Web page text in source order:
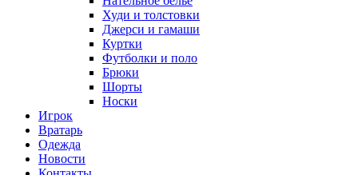
Худи и толстовки
Джерси и гамаши
Куртки
Футболки и поло
Брюки
Шорты
Носки
Игрок
Вратарь
Одежда
Новости